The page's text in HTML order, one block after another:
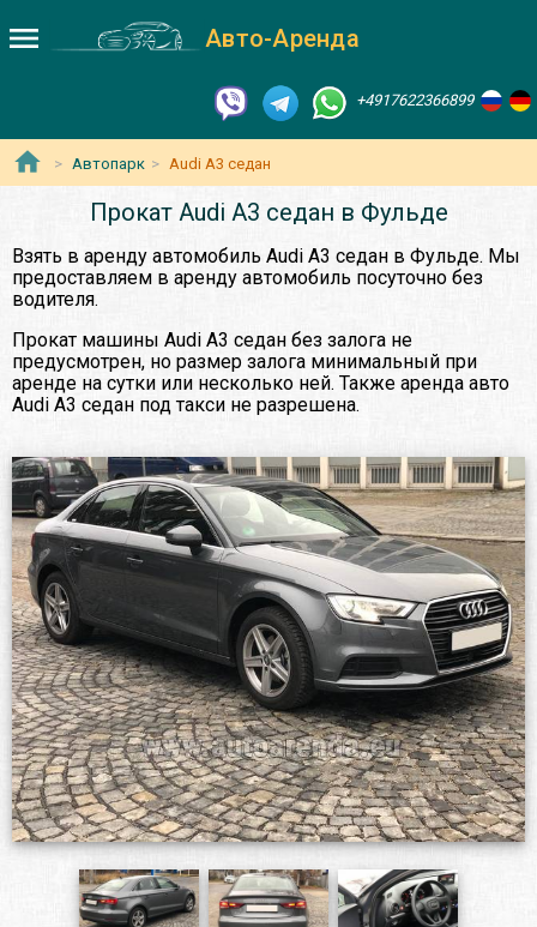
Авто-Аренда
+4917622366899
Автопарк Audi A3 седан
Прокат Audi A3 седан в Фульде
Взять в аренду автомобиль Audi A3 седан в Фульде. Мы
предоставляем в аренду автомобиль посуточно без
водителя.
Прокат машины Audi A3 седан без залога не
предусмотрен, но размер залога минимальный при
аренде на сутки или несколько ней. Также аренда авто
Audi A3 седан под такси не разрешена.